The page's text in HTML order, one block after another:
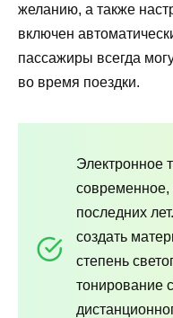
желанию, а также
включен
пассажиры всегда
во время поездки.
Электронное
современное,
последних
создать
степень
тонирование